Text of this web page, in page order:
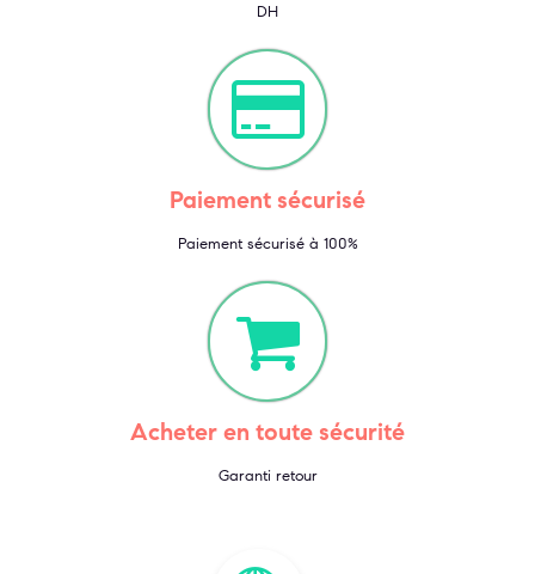
DH
Paiement sécurisé
Paiement sécurisé à 100%
Acheter en toute sécurité
Garanti retour